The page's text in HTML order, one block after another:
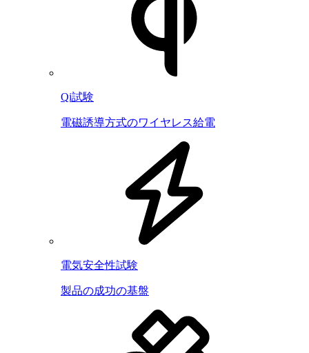
Qi試験
電磁誘導方式のワイヤレス給電
電気安全性試験
製品の成功の基盤